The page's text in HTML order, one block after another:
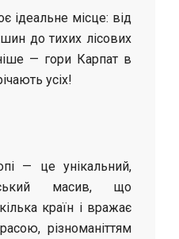
ідеальне місце: від
до тихих лісових
— гори Карпат в
усіх!
— це унікальний,
масив, що
країн і вражає
різноманіттям